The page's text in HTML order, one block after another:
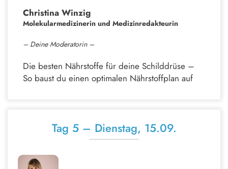
Christina Winzig
Molekularmedizinerin und Medizinredakteurin
– Deine Moderatorin –
Die besten Nährstoffe für deine Schilddrüse –
So baust du einen optimalen Nährstoffplan auf
Tag 5 – Dienstag, 15.09.